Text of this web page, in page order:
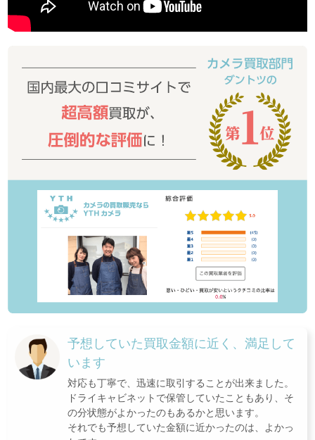
予想していた買取金額に近く、満足して
います
対応も丁寧で、迅速に取引することが出来ました。
ドライキャビネットで保管していたこともあり、そ
の分状態がよかったのもあるかと思います。
それでも予想していた金額に近かったのは、よかっ